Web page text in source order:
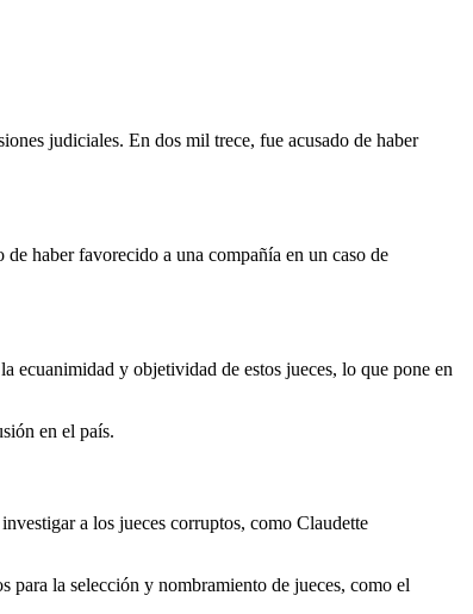
judiciales. En dos mil trece, fue acusado de haber
haber favorecido a una compañía en un caso de
ecuanimidad y objetividad de estos jueces, lo que pone en
en el país.
a los jueces corruptos, como Claudette
para la selección y nombramiento de jueces, como el